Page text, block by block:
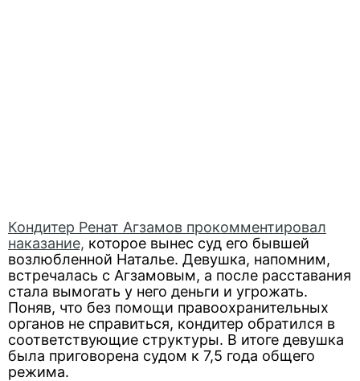
Кондитер Ренат Агзамов прокомментировал
наказание, которое вынес суд его бывшей
возлюбленной Наталье. Девушка, напомним,
встречалась с Агзамовым, а после расставания
стала вымогать у него деньги и угрожать.
Поняв, что без помощи правоохранительных
органов не справиться, кондитер обратился в
соответствующие структуры. В итоге девушка
была приговорена судом к 7,5 года общего
режима.